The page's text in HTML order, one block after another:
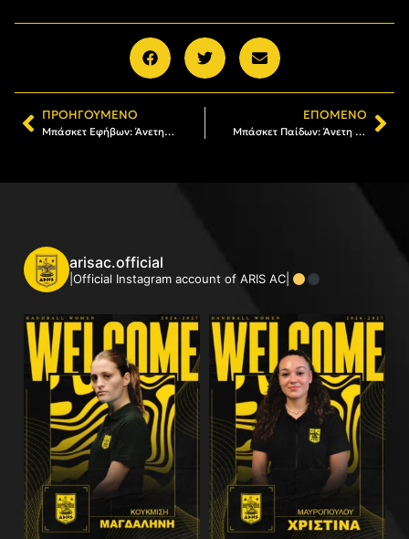
ΠΡΟΗΓΟΎΜΕΝΟ
Μπάσκετ Εφήβων: Άνετη νίκη επί του Ηρακλή (94-50)
ΕΠΌΜΕΝΟ
Μπάσκετ Παίδων: Άνετη νίκη στον Παναθλητικό
arisac.official
|Official Instagram account of ARIS AC|